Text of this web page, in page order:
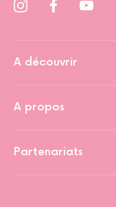
A découvrir
A propos
Partenariats